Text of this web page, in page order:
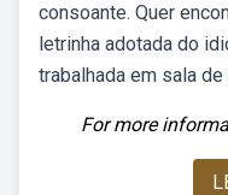
consoante. Quer
letrinha adotada do
trabalhada em sala
For more